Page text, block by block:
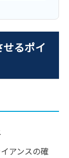
るポイ
アンスの確